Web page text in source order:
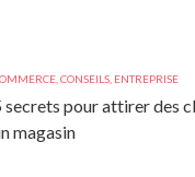
CONSEILS ENTREPRISE
secrets pour attirer des
magasin